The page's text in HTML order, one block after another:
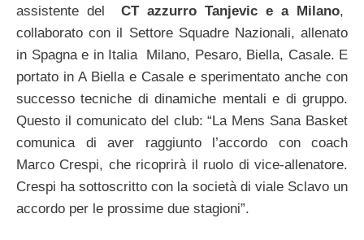
assistente del CT azzurro Tanjevic e a Milano,
collaborato con il Settore Squadre Nazionali, allenato
in Spagna e in Italia Milano, Pesaro, Biella, Casale. E
portato in A Biella e Casale e sperimentato anche con
successo tecniche di dinamiche mentali e di gruppo.
Questo il comunicato del club: “La Mens Sana Basket
comunica di aver raggiunto l’accordo con coach
Marco Crespi, che ricoprirà il ruolo di vice-allenatore.
Crespi ha sottoscritto con la società di viale Sclavo un
accordo per le prossime due stagioni”.